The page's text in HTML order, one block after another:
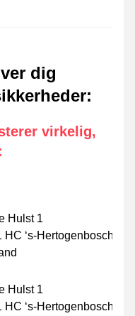
dig
:
virkelig,
:
Hulst 1
HC ‘s-Hertogenbosch
Hulst 1
HC ‘s-Hertogenbosch